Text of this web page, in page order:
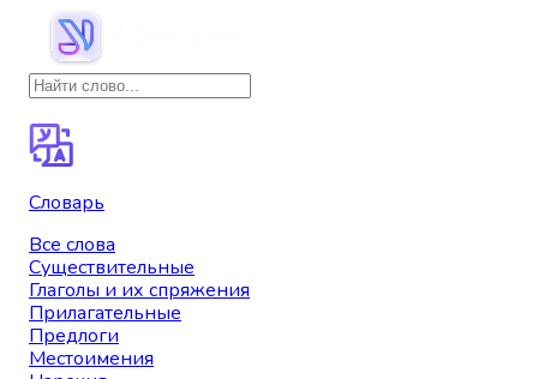
Словарь
Все слова
Существительные
Глаголы и их спряжения
Прилагательные
Предлоги
Местоимения